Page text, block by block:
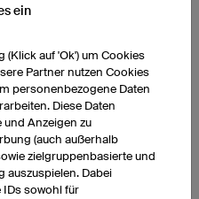
ein
(Klick auf 'Ok') um Cookies
Partner nutzen Cookies
personenbezogene Daten
Diese Daten
und Anzeigen zu
(auch außerhalb
zielgruppenbasierte und
auszuspielen. Dabei
sowohl für